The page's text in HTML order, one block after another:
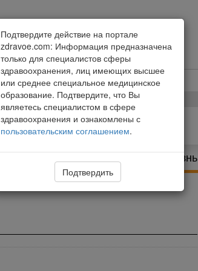
Питание и диета Здоровая жизнь
Подтвердите действие на портале
zdravoe.com: Информация предназначена
только для специалистов сферы
здравоохранения, лиц имеющих высшее
или среднее специальное медицинское
образование. Подтвердите, что Вы
являетесь специалистом в сфере
здравоохранения и ознакомлены с
пользовательским соглашением.
Подтвердить